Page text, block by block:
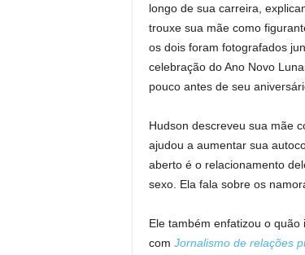
longo de sua carreira,
trouxe sua mãe como
os dois foram fotografados
celebração do Ano Novo
pouco antes de seu
Hudson descreveu sua mãe
ajudou a aumentar sua
aberto é o relacionamento
sexo. Ela fala sobre os
Ele também enfatizou o
com Jornalismo de relações